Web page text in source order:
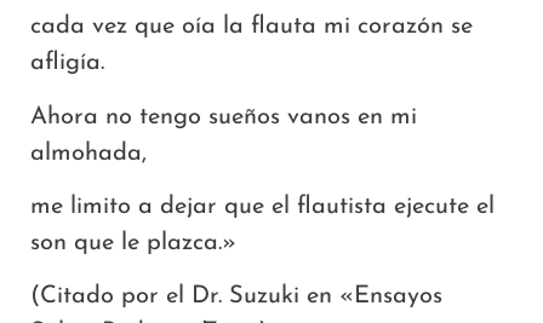
cada vez que oía la flauta mi corazón se
afligía.
Ahora no tengo sueños vanos en mi
almohada,
me limito a dejar que el flautista ejecute el
son que le plazca.»
(Citado por el Dr. Suzuki en «Ensayos